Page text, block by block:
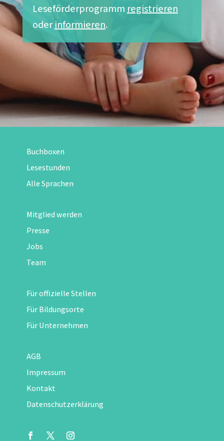
Leseförderprogramm registrieren
oderinformieren.
Buchboxen
Lesestunden
Alle Sprachen
Mitglied werden
Presse
Jobs
Team
Für offizielle Stellen
Für Bildungsorte
Für Unternehmen
AGB
Impressum
Kontakt
Datenschutzerklärung